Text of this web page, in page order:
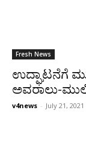
Fresh News
ಉದ್ಘಾಟನೆಗೆ
ಅವರಾಲು-
v4news - July 21, 2021